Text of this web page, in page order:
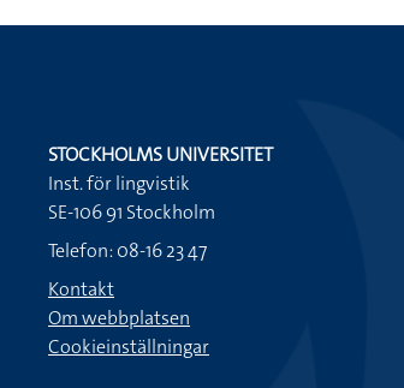
STOCKHOLMS UNIVERSITET
Inst. för lingvistik
SE-106 91 Stockholm
Telefon: 08-16 23 47
Kontakt
Om webbplatsen
Cookieinställningar